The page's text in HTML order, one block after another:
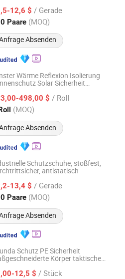
12,6 $ / Gerade
Paare (MOQ)
Absenden
Seit 2025
Wärme Reflexion Isolierung
Solar Sicherheit
498,00 $ / Roll
(MOQ)
Absenden
Trade Co., Ltd.
Seit 2024
Schutzschuhe, stoßfest,
antistatisch
13,4 $ / Gerade
Paare (MOQ)
Absenden
Products Co., Ltd.
Seit 2025
Schutz PE Sicherheit
Körper taktische
12,5 $ / Stück
EQUIPMENT